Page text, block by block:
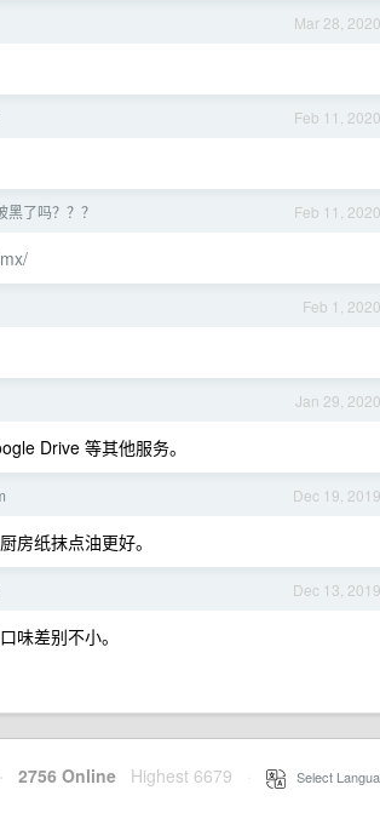
Mar 28, 2020
Feb 11, 2020
Feb 11, 2020
了吗？？？
Feb 1, 2020
Jan 29, 2020
Drive 等其他服务。
Dec 19, 2019
房纸抹点油更好。
Dec 13, 2019
味差别不小。
· 2756 Online Highest 6679 Select